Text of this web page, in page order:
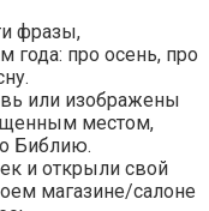
фразы,
года: про осень, про
или изображены
местом,
Библию.
и открыли свой
магазине/салоне